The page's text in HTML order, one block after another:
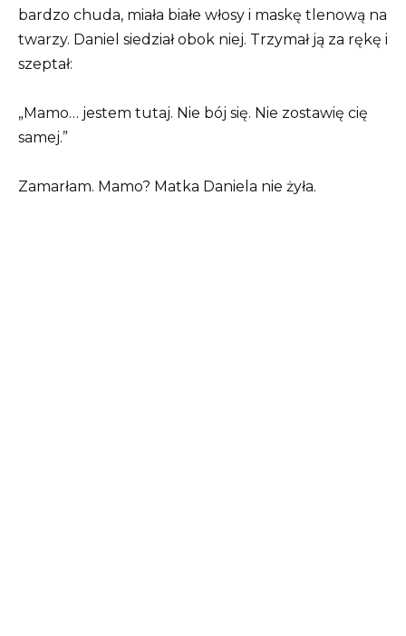
bardzo chuda, miała białe włosy i maskę tlenową na
twarzy. Daniel siedział obok niej. Trzymał ją za rękę i
szeptał:
„Mamo… jestem tutaj. Nie bój się. Nie zostawię cię
samej.”
Zamarłam. Mamo? Matka Daniela nie żyła.